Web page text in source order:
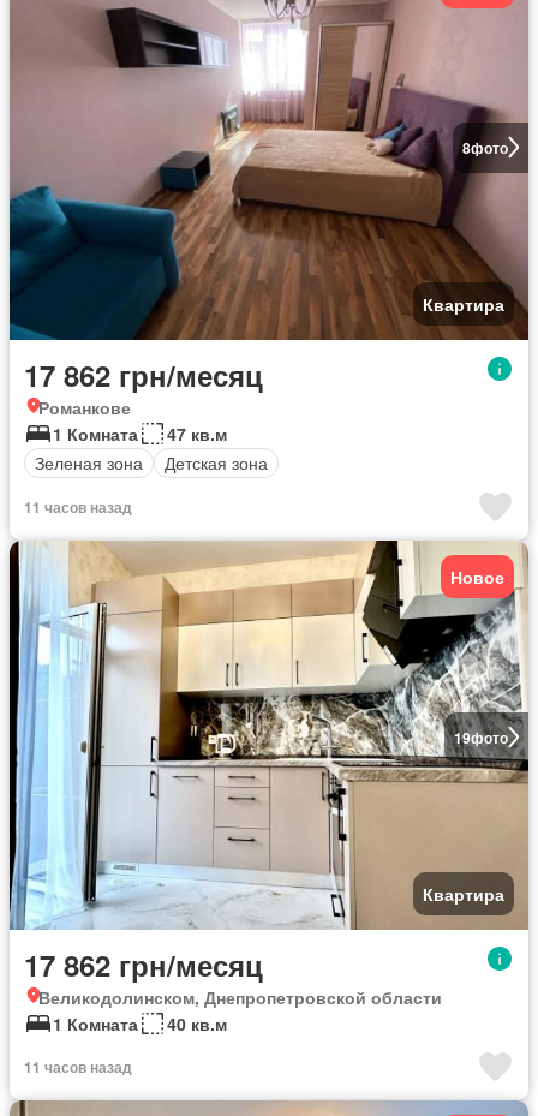
8фото
Квартира
17 862 грн/месяц
Романкове
1 Комната
47 кв.м
Зеленая зона
Детская зона
11 часов назад
19фото
Новое
Квартира
17 862 грн/месяц
Великодолинском, Днепропетровской области
1 Комната
40 кв.м
11 часов назад